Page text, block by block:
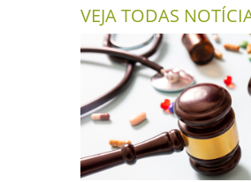
VEJA TODAS